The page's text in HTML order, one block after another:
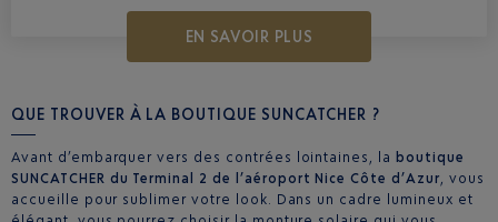
EN SAVOIR PLUS
QUE TROUVER À LA BOUTIQUE SUNCATCHER ?
Avant d’embarquer vers des contrées lointaines, la boutique
SUNCATCHER du Terminal 2 de l’aéroport Nice Côte d’Azur , vous
accueille pour sublimer votre look. Dans un cadre lumineux et